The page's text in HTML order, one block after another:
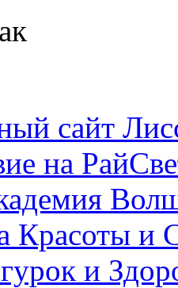
сайт
на
Красоты и
и